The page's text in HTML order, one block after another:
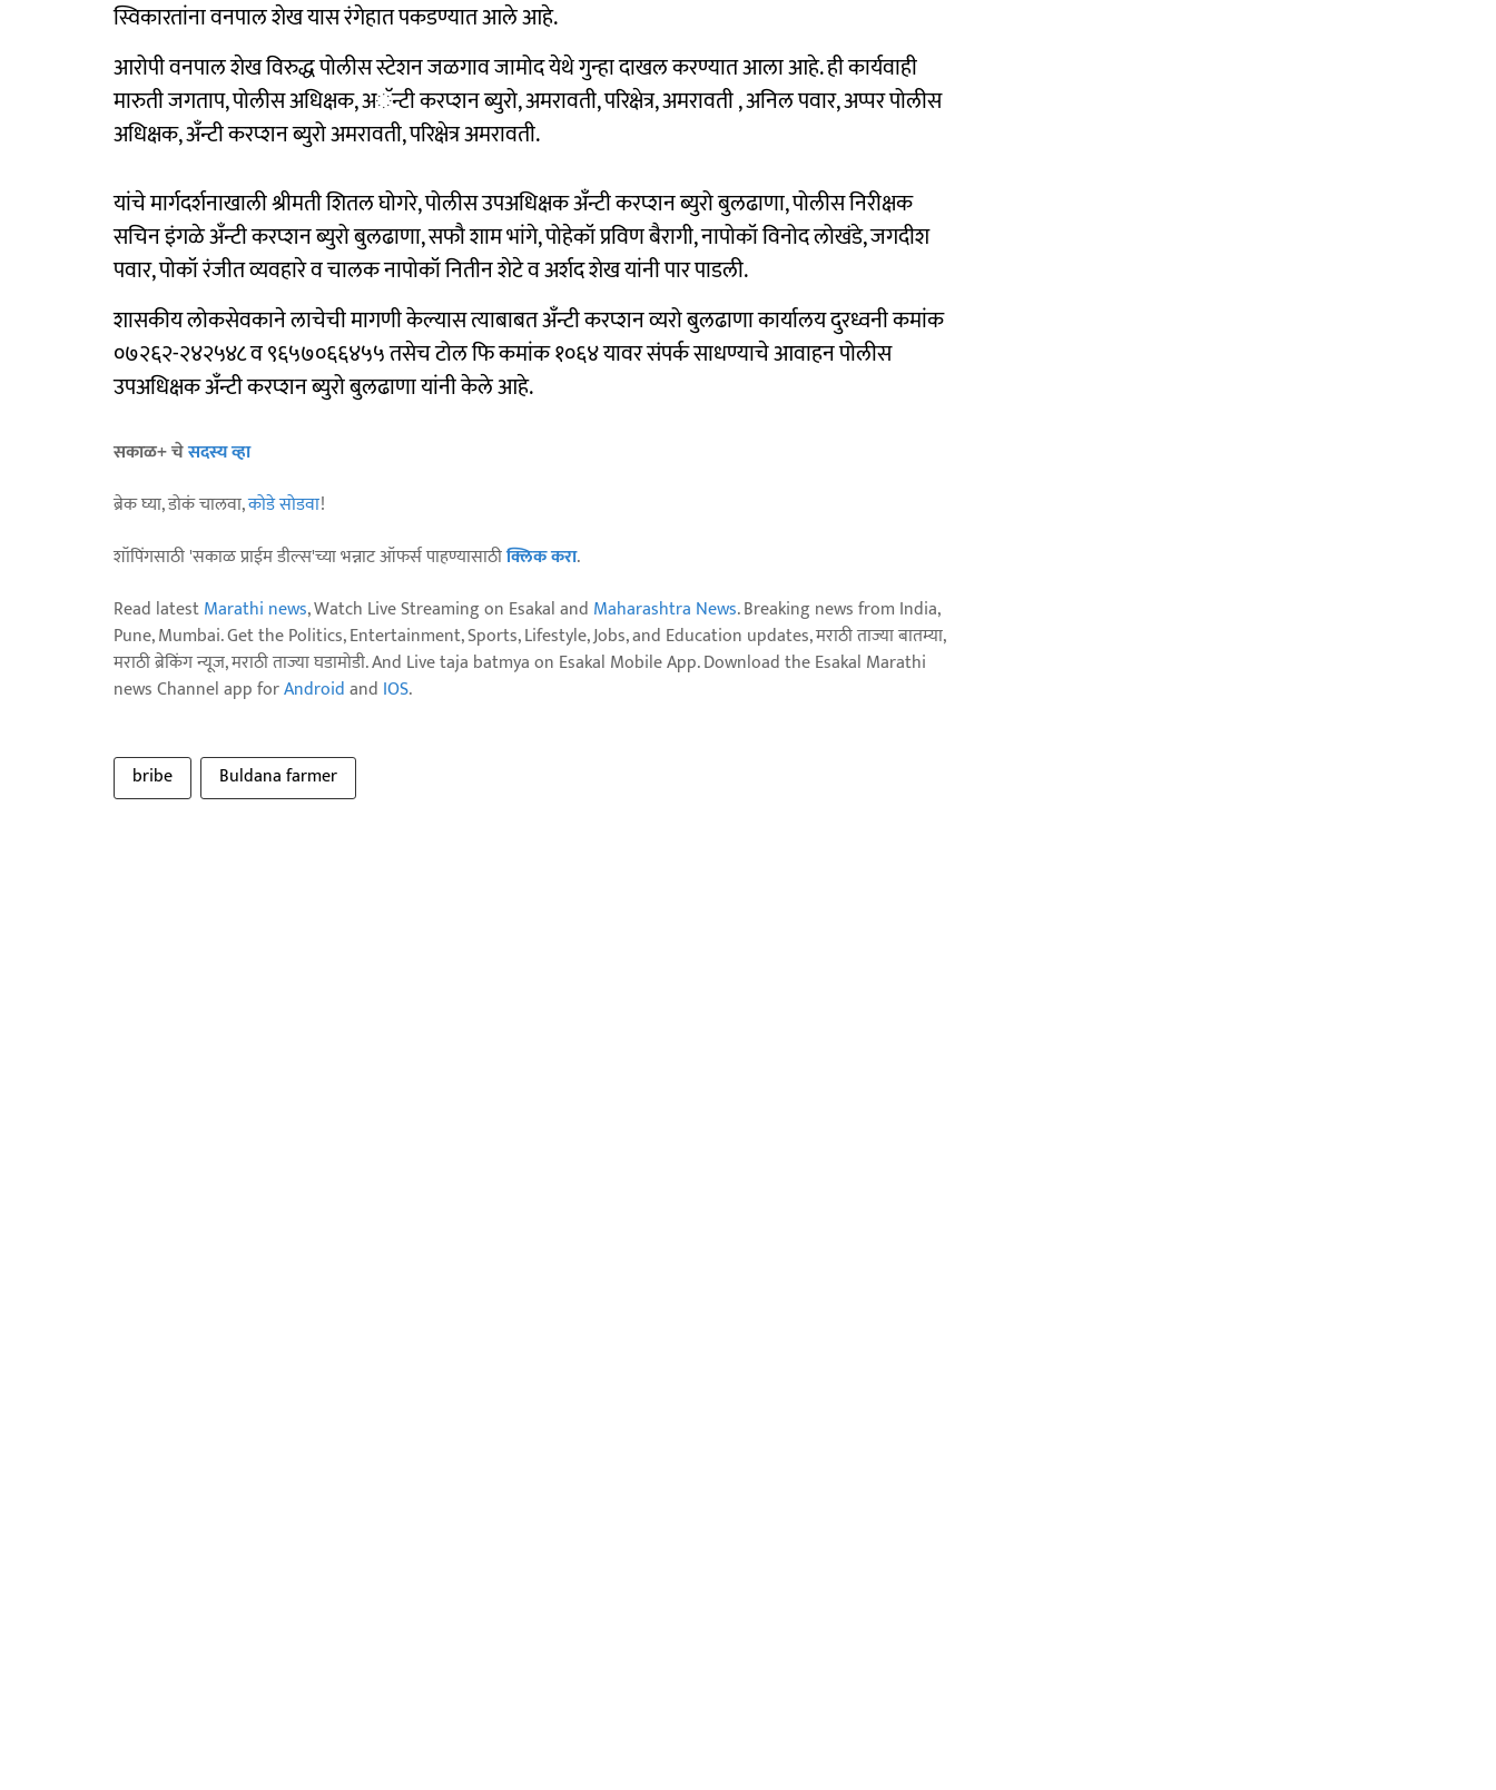
स्विकारतांना वनपाल शेख यास रंगेहात पकडण्यात आले आहे.
आरोपी वनपाल शेख विरुद्ध पोलीस स्टेशन जळगाव जामोद येथे गुन्हा दाखल करण्यात आला आहे. ही कार्यवाही
मारुती जगताप, पोलीस अधिक्षक, अॅन्टी करप्शन ब्युरो, अमरावती, परिक्षेत्र, अमरावती , अनिल पवार, अप्पर पोलीस
अधिक्षक, अँन्टी करप्शन ब्युरो अमरावती, परिक्षेत्र अमरावती.
यांचे मार्गदर्शनाखाली श्रीमती शितल घोगरे, पोलीस उपअधिक्षक अँन्टी करप्शन ब्युरो बुलढाणा, पोलीस निरीक्षक
सचिन इंगळे अँन्टी करप्शन ब्युरो बुलढाणा, सफौ शाम भांगे, पोहेकॉ प्रविण बैरागी, नापोकॉ विनोद लोखंडे, जगदीश
पवार, पोकॉ रंजीत व्यवहारे व चालक नापोकॉ नितीन शेटे व अर्शद शेख यांनी पार पाडली.
शासकीय लोकसेवकाने लाचेची मागणी केल्यास त्याबाबत अँन्टी करप्शन व्यरो बुलढाणा कार्यालय दुरध्वनी कमांक
०७२६२-२४२५४८ व ९६५७०६६४५५ तसेच टोल फि कमांक १०६४ यावर संपर्क साधण्याचे आवाहन पोलीस
उपअधिक्षक अँन्टी करप्शन ब्युरो बुलढाणा यांनी केले आहे.
सकाळ+ चेसदस्य व्हा
ब्रेक घ्या, डोकं चालवा,कोडे सोडवा!
शॉपिंगसाठी 'सकाळ प्राईम डील्स'च्या भन्नाट ऑफर्स पाहण्यासाठीक्लिक करा.
Read latestMarathi news, Watch Live Streaming on Esakal and Maharashtra News. Breaking news from India,
Pune, Mumbai. Get the Politics, Entertainment, Sports, Lifestyle, Jobs, and Education updates, मराठी ताज्या बातम्या,
मराठी ब्रेकिंग न्यूज, मराठी ताज्या घडामोडी. And Live taja batmya on Esakal Mobile App. Download the Esakal Marathi
news Channel app forAndroidand IOS.
bribe Buldana farmer